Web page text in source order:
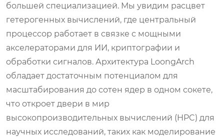
большей специализацией. Мы увидим расцвет
гетерогенных вычислений, где центральный
процессор работает в связке с мощными
акселераторами для ИИ, криптографии и
обработки сигналов. Архитектура LoongArch
обладает достаточным потенциалом для
масштабирования до сотен ядер в одном сокете,
что откроет двери в мир
высокопроизводительных вычислений (HPC) для
научных исследований, таких как моделирование